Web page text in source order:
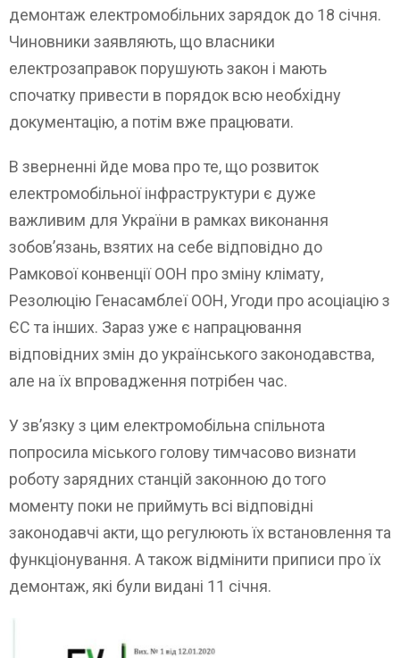
демонтаж електромобільних зарядок до 18 січня.
Чиновники заявляють, що власники
електрозаправок порушують закон і мають
спочатку привести в порядок всю необхідну
документацію, а потім вже працювати.
В зверненні йде мова про те, що розвиток
електромобільної інфраструктури є дуже
важливим для України в рамках виконання
зобов’язань, взятих на себе відповідно до
Рамкової конвенції ООН про зміну клімату,
Резолюцію Генасамблеї ООН, Угоди про асоціацію з
ЄС та інших. Зараз уже є напрацювання
відповідних змін до українського законодавства,
але на їх впровадження потрібен час.
У зв’язку з цим електромобільна спільнота
попросила міського голову тимчасово визнати
роботу зарядних станцій законною до того
моменту поки не приймуть всі відповідні
законодавчі акти, що регулюють їх встановлення та
функціонування. А також відмінити приписи про їх
демонтаж, які були видані 11 січня.